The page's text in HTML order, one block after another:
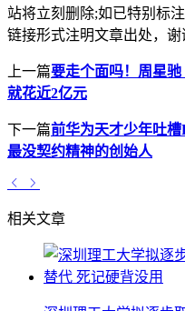
站将立刻删除;如已特别标
链接形式注明文章出处，谢
上一篇要走个面吗！周星
就花近2亿元
下一篇前华为天才少年吐槽
最没契约精神的创始人
相关文章